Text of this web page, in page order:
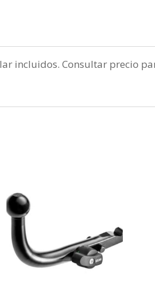
incluidos. Consultar precio